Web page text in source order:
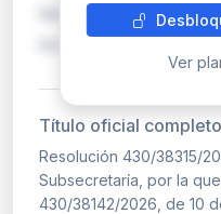
los derechos
su lugar, se
Ver
Título oficial completo
Resolución 430/38315/
Subsecretaría, por la
430/38142/2026, de 10